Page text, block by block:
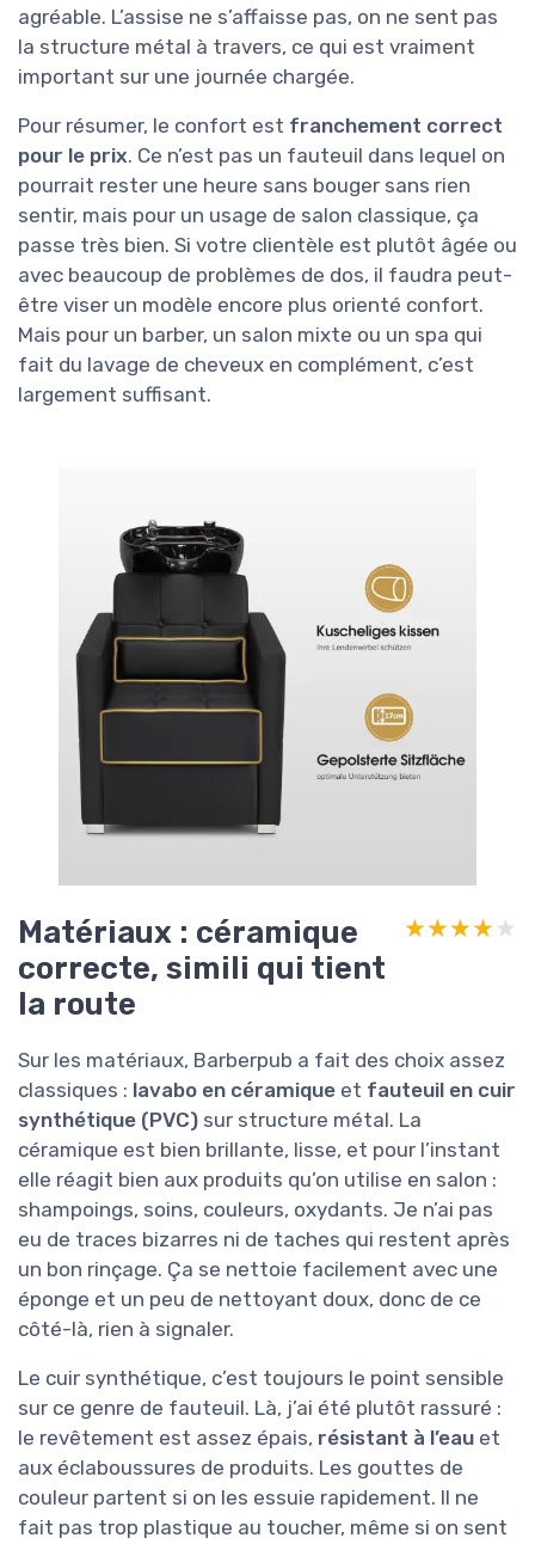
agréable. L’assise ne s’affaisse pas, on ne sent pas
la structure métal à travers, ce qui est vraiment
important sur une journée chargée.
Pour résumer, le confort est franchement correct
pour le prix. Ce n’est pas un fauteuil dans lequel on
pourrait rester une heure sans bouger sans rien
sentir, mais pour un usage de salon classique, ça
passe très bien. Si votre clientèle est plutôt âgée ou
avec beaucoup de problèmes de dos, il faudra peut-
être viser un modèle encore plus orienté confort.
Mais pour un barber, un salon mixte ou un spa qui
fait du lavage de cheveux en complément, c’est
largement suffisant.
Matériaux : céramique
correcte, simili qui tient
la route
★★★★★
★★★★★
Sur les matériaux, Barberpub a fait des choix assez
classiques : lavabo en céramique et fauteuil en cuir
synthétique (PVC) sur structure métal. La
céramique est bien brillante, lisse, et pour l’instant
elle réagit bien aux produits qu’on utilise en salon :
shampoings, soins, couleurs, oxydants. Je n’ai pas
eu de traces bizarres ni de taches qui restent après
un bon rinçage. Ça se nettoie facilement avec une
éponge et un peu de nettoyant doux, donc de ce
côté-là, rien à signaler.
Le cuir synthétique, c’est toujours le point sensible
sur ce genre de fauteuil. Là, j’ai été plutôt rassuré :
le revêtement est assez épais, résistant à l’eau et
aux éclaboussures de produits. Les gouttes de
couleur partent si on les essuie rapidement. Il ne
fait pas trop plastique au toucher, même si on sent